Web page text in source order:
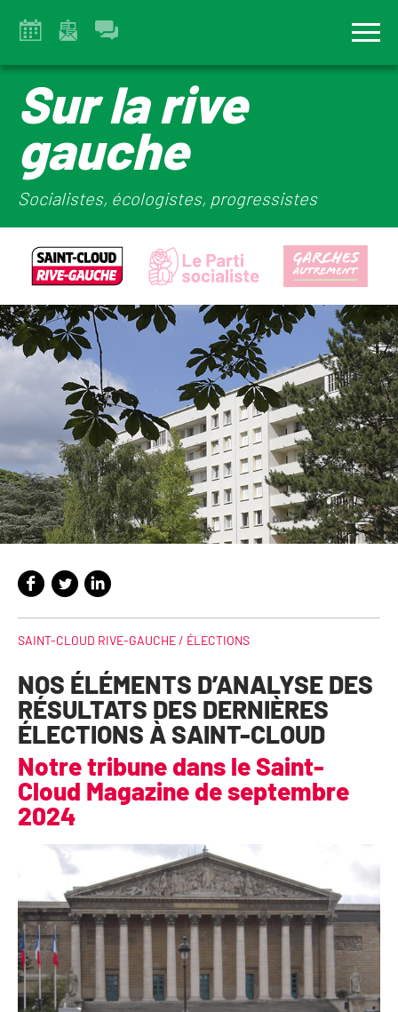
Sur la rive
gauche
Socialistes, écologistes, progressistes
SAINT-CLOUD RIVE-GAUCHE / ÉLECTIONS
NOS ÉLÉMENTS D’ANALYSE DES
RÉSULTATS DES DERNIÈRES
ÉLECTIONS À SAINT-CLOUD
Notre tribune dans le Saint-
Cloud Magazine de septembre
2024